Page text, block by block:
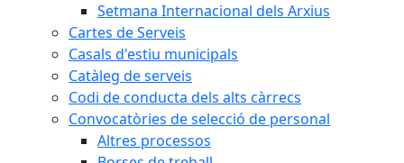
Setmana Internacional dels Arxius
Cartes de Serveis
Casals d'estiu municipals
Catàleg de serveis
Codi de conducta dels alts càrrecs
Convocatòries de selecció de personal
Altres processos